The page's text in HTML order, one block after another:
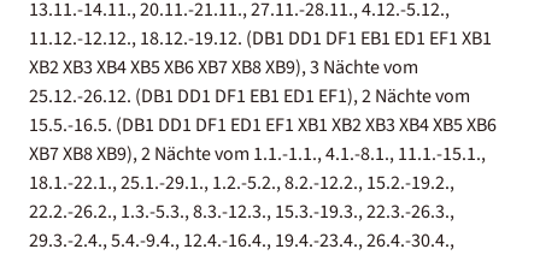
13.11.-14.11., 20.11.-21.11., 27.11.-28.11., 4.12.-5.12.,
11.12.-12.12., 18.12.-19.12. (DB1 DD1 DF1 EB1 ED1 EF1 XB1
XB2 XB3 XB4 XB5 XB6 XB7 XB8 XB9), 3 Nächte vom
25.12.-26.12. (DB1 DD1 DF1 EB1 ED1 EF1), 2 Nächte vom
15.5.-16.5. (DB1 DD1 DF1 ED1 EF1 XB1 XB2 XB3 XB4 XB5 XB6
XB7 XB8 XB9), 2 Nächte vom 1.1.-1.1., 4.1.-8.1., 11.1.-15.1.,
18.1.-22.1., 25.1.-29.1., 1.2.-5.2., 8.2.-12.2., 15.2.-19.2.,
22.2.-26.2., 1.3.-5.3., 8.3.-12.3., 15.3.-19.3., 22.3.-26.3.,
29.3.-2.4., 5.4.-9.4., 12.4.-16.4., 19.4.-23.4., 26.4.-30.4.,